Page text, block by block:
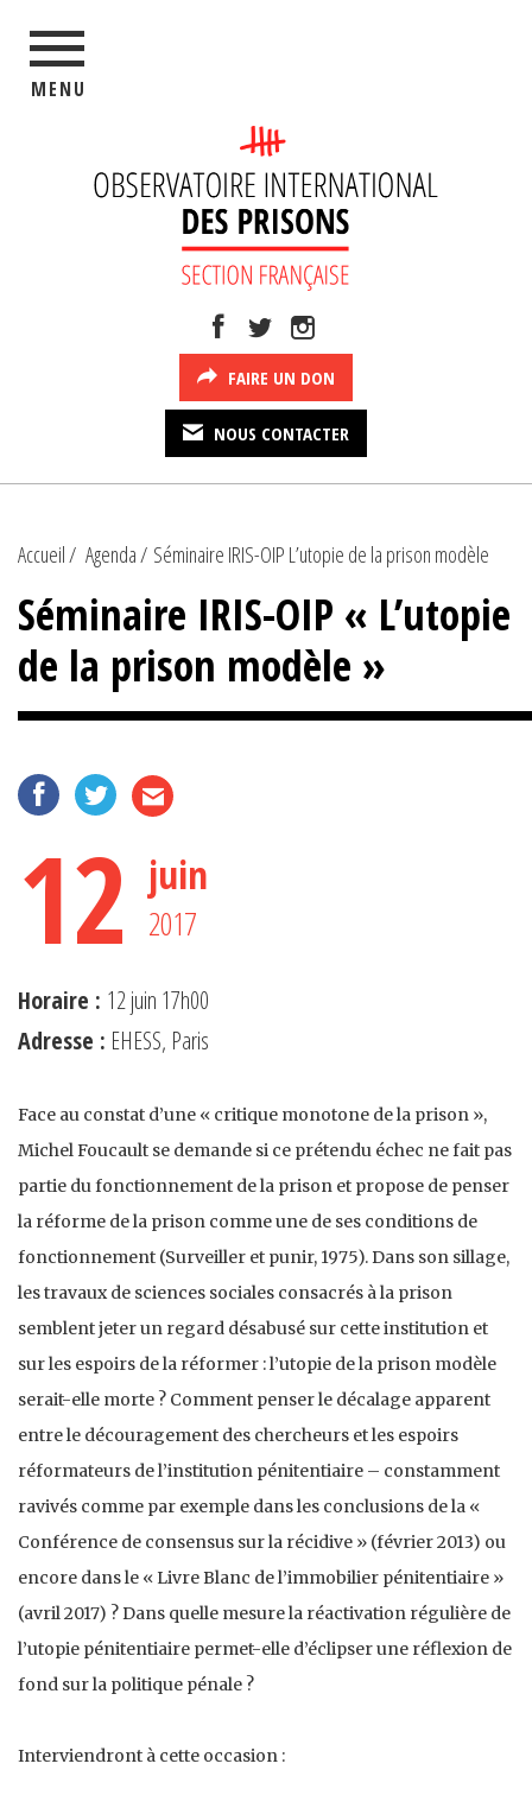
MENU
FAIRE UN DON
NOUS CONTACTER
Accueil Agenda Séminaire IRIS-OIP L’utopie de la prison modèle
Séminaire IRIS-OIP « L’utopie
de la prison modèle »
12 juin
2017
Horaire : 12 juin 17h00
Adresse : EHESS, Paris
Face au constat d’une « critique monotone de la prison »,
Michel Foucault se demande si ce prétendu échec ne fait pas
partie du fonctionnement de la prison et propose de penser
la réforme de la prison comme une de ses conditions de
fonctionnement (Surveiller et punir, 1975). Dans son sillage,
les travaux de sciences sociales consacrés à la prison
semblent jeter un regard désabusé sur cette institution et
sur les espoirs de la réformer : l’utopie de la prison modèle
serait-elle morte ? Comment penser le décalage apparent
entre le découragement des chercheurs et les espoirs
réformateurs de l’institution pénitentiaire – constamment
ravivés comme par exemple dans les conclusions de la «
Conférence de consensus sur la récidive » (février 2013) ou
encore dans le « Livre Blanc de l’immobilier pénitentiaire »
(avril 2017) ? Dans quelle mesure la réactivation régulière de
l’utopie pénitentiaire permet-elle d’éclipser une réflexion de
fond sur la politique pénale ?
Interviendront à cette occasion :